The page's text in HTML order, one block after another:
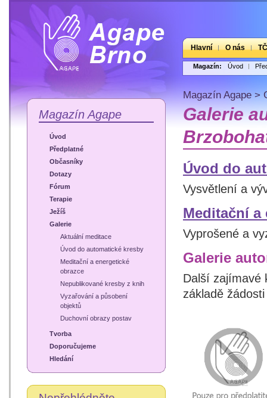
Hlavní O nás
Magazín: Úvod
Magazín Agape
Úvod
Předplatné
Občasníky
Dotazy
Fórum
Terapie
Ježíš
Galerie
Aktuální meditace
Úvod do automatické kresby
Meditační a energetické
obrazce
Nepublikované kresby z knih
Vyzařování a působení
objektů
Duchovní obrazy postav
Tvorba
Doporučujeme
Hledání
Magazín Agape>
Galerie
Úvod do
Vysvětlení a
Meditační a
Vyprošené a
Galerie
Další zajímavé
základě